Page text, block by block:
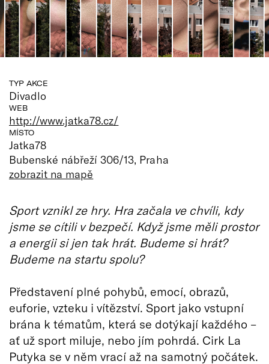
TYP AKCE
Divadlo
WEB
http://www.jatka78.cz/
MÍSTO
Jatka78
Bubenské nábřeží 306/13, Praha
zobrazit na mapě
Sport vznikl ze hry. Hra začala ve chvíli, kdy
jsme se cítili v bezpečí. Když jsme měli prostor
a energii si jen tak hrát. Budeme si hrát?
Budeme na startu spolu?
Představení plné pohybů, emocí, obrazů,
euforie, vzteku i vítězství. Sport jako vstupní
brána k tématům, která se dotýkají každého –
ať už sport miluje, nebo jím pohrdá. Cirk La
Putyka se v něm vrací až na samotný počátek.